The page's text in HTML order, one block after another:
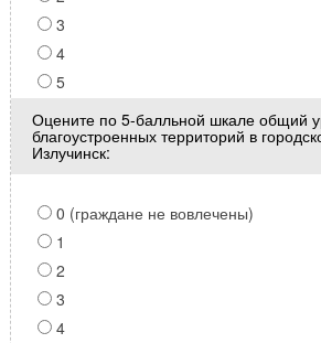
3
4
5
Оцените по 5-балльной шкале общий
благоустроенных территорий в
Излучинск:
0 (граждане не вовлечены)
1
2
3
4